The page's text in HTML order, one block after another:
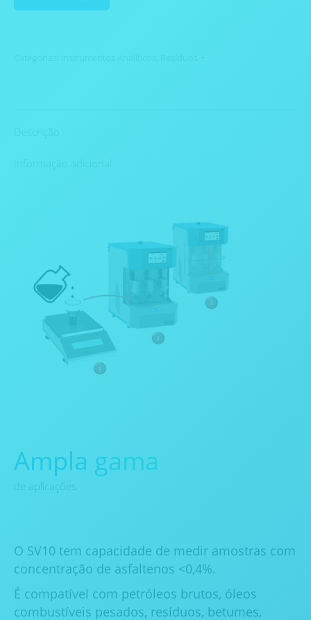
Ampla gama
de aplicações
O SV10 tem capacidade de medir amostras com
concentração de asfaltenos <0,4%.
É compatível com petróleos brutos, óleos
combustíveis pesados, resíduos, betumes,